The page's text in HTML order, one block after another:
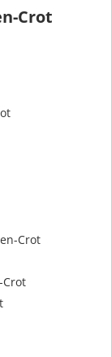
Crot
Crot
Crot